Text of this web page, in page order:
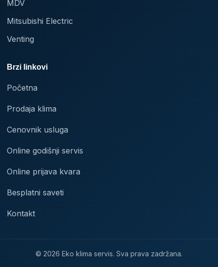
MDV
Mitsubishi Electric
Venting
Brzi linkovi
Početna
Prodaja klima
Cenovnik usluga
Online godišnji servis
Online prijava kvara
Besplatni saveti
Kontakt
© 2026 Eko klima servis. Sva prava zadržana.